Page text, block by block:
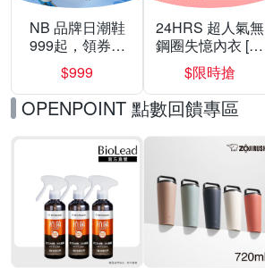
NB 品牌日潮鞋
999起，領券折
上折 最高回饋
40%
$999
24HRS 超人氣無
鋼圈失憶內衣 [熱
銷好評]
$限時搶
OPENPOINT 點數回饋專區